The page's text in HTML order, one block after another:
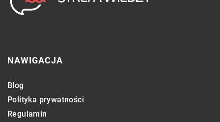
NAWIGACJA
Blog
Polityka prywatności
Regulamin